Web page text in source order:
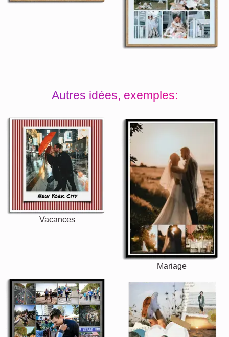
Autres idées, exemples:
Vacances
Mariage